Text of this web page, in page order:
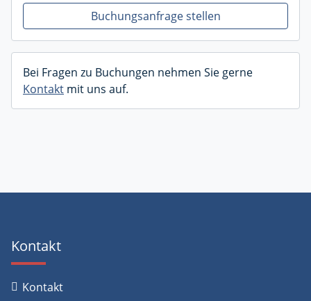
Buchungsanfrage stellen
Bei Fragen zu Buchungen nehmen Sie gerne
Kontakt mit uns auf.
Kontakt
Kontakt